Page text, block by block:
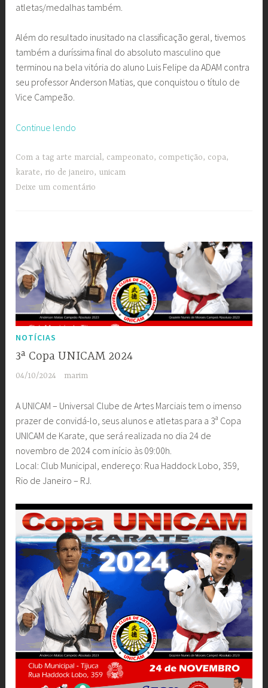
atletas/medalhas também.
Além do resultado inusitado na classificação geral, tivemos
também a duríssima final do absoluto masculino que
terminou na bela vitória do aluno Luis Felipe da ADAM contra
seu professor Anderson Matias, que conquistou o título de
Vice Campeão.
Continue lendo
Vista
Alegre
e
da
3ª
Copa
UNICAM”
Com a tag arte marcial, campeonato, competição, copa,
karate, rio de janeiro, unicam
Deixe um comentário
NOTÍCIAS
3ª Copa UNICAM 2024
04/10/2024 marim
A UNICAM – Universal Clube de Artes Marciais tem o imenso
prazer de convidá-lo, seus alunos e atletas para a 3ª Copa
UNICAM de Karate, que será realizada no dia 24 de
novembro de 2024 com início às 09:00h.
Local: Club Municipal, endereço: Rua Haddock Lobo, 359,
Rio de Janeiro – RJ.